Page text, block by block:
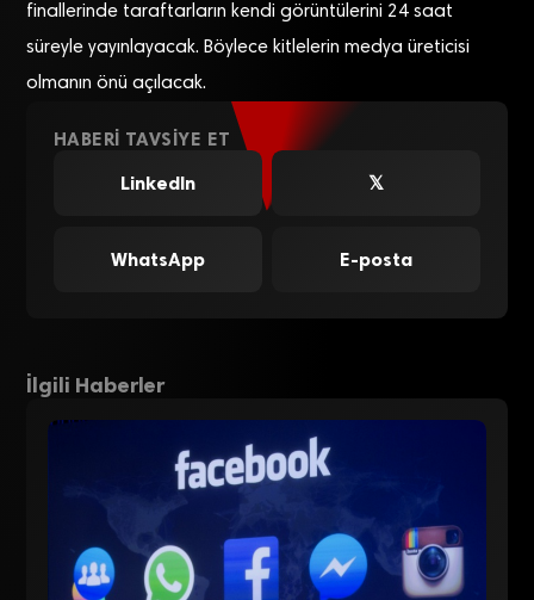
finallerinde taraftarların kendi görüntülerini 24 saat
süreyle yayınlayacak. Böylece kitlelerin medya üreticisi
olmanın önü açılacak.
HABERI TAVSIYE ET
LinkedIn
𝕏
WhatsApp E-posta
İlgili Haberler